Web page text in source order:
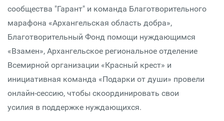
сообщества "Гарант" и команда Благотворительного
марафона «Архангельская область добра»,
Благотворительный Фонд помощи нуждающимся
«Взамен», Архангельское региональное отделение
Всемирной организации «Красный крест» и
инициативная команда «Подарки от души» провели
онлайн-сессию, чтобы скоординировать свои
усилия в поддержке нуждающихся.